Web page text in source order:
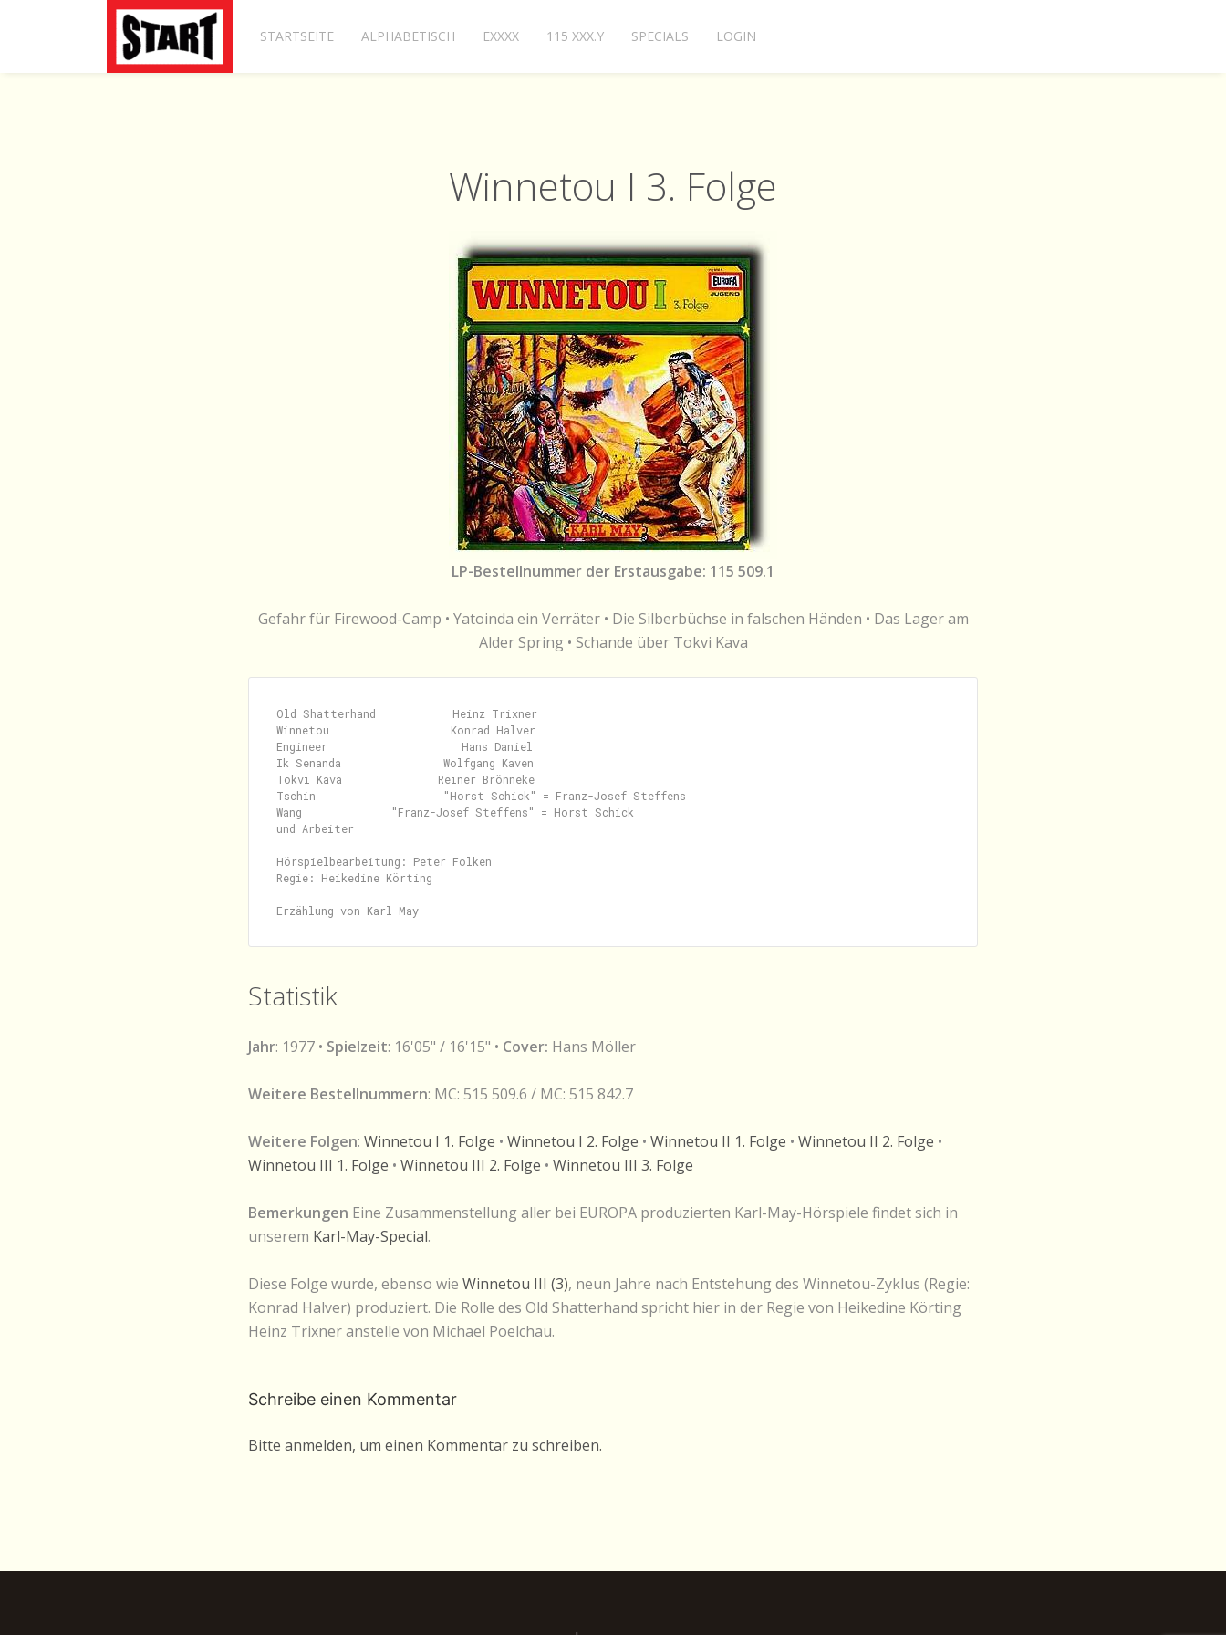
STARTSEITE ALPHABETISCH EXXXX 115 XXX.Y SPECIALS LOGIN
Winnetou I 3. Folge
LP-Bestellnummer der Erstausgabe: 115 509.1
Gefahr für Firewood-Camp • Yatoinda ein Verräter • Die Silberbüchse in falschen Händen • Das Lager am
Alder Spring • Schande über Tokvi Kava
Old Shatterhand            Heinz Trixner
Winnetou                   Konrad Halver
Engineer                     Hans Daniel
Ik Senanda                Wolfgang Kaven
Tokvi Kava               Reiner Brönneke
Tschin                    "Horst Schick" = Franz-Josef Steffens
Wang              "Franz-Josef Steffens" = Horst Schick
und Arbeiter
Hörspielbearbeitung: Peter Folken
Regie: Heikedine Körting
Statistik
Jahr: 1977 • Spielzeit: 16'05" / 16'15" • Cover: Hans Möller
Weitere Bestellnummern: MC: 515 509.6 / MC: 515 842.7
Weitere Folgen: Winnetou I 1. Folge • Winnetou I 2. Folge • Winnetou II 1. Folge • Winnetou II 2. Folge •
Winnetou III 1. Folge • Winnetou III 2. Folge • Winnetou III 3. Folge
Bemerkungen Eine Zusammenstellung aller bei EUROPA produzierten Karl-May-Hörspiele findet sich in
unserem Karl-May-Special.
Diese Folge wurde, ebenso wie Winnetou III (3), neun Jahre nach Entstehung des Winnetou-Zyklus (Regie:
Konrad Halver) produziert. Die Rolle des Old Shatterhand spricht hier in der Regie von Heikedine Körting
Heinz Trixner anstelle von Michael Poelchau.
Schreibe einen Kommentar
Bitte anmelden, um einen Kommentar zu schreiben.